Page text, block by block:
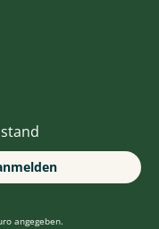
angegeben.